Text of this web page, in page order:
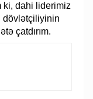
ki, dahi liderimiz
dövlətçiliyinin
çatdırım.